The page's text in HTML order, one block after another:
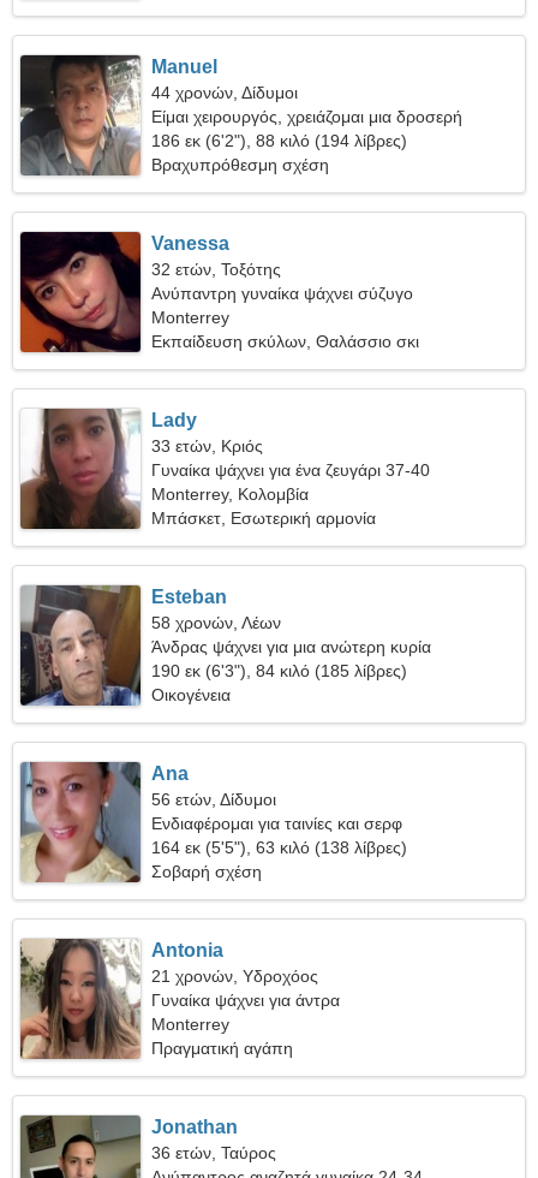
Manuel
44 χρονών, Δίδυμοι
Είμαι χειρουργός, χρειάζομαι μια δροσερή
γυναίκα
186 εκ (6'2"), 88 κιλό (194 λίβρες)
Βραχυπρόθεσμη σχέση
Vanessa
32 ετών, Τοξότης
Ανύπαντρη γυναίκα ψάχνει σύζυγο
Monterrey
Εκπαίδευση σκύλων, Θαλάσσιο σκι
Lady
33 ετών, Κριός
Γυναίκα ψάχνει για ένα ζευγάρι 37-40
Monterrey, Κολομβία
Μπάσκετ, Εσωτερική αρμονία
Esteban
58 χρονών, Λέων
Άνδρας ψάχνει για μια ανώτερη κυρία
190 εκ (6'3"), 84 κιλό (185 λίβρες)
Οικογένεια
Ana
56 ετών, Δίδυμοι
Ενδιαφέρομαι για ταινίες και σερφ
164 εκ (5'5"), 63 κιλό (138 λίβρες)
Σοβαρή σχέση
Antonia
21 χρονών, Υδροχόος
Γυναίκα ψάχνει για άντρα
Monterrey
Πραγματική αγάπη
Jonathan
36 ετών, Ταύρος